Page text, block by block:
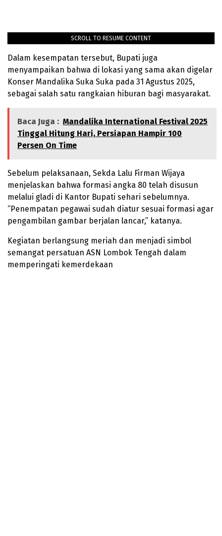
SCROLL TO RESUME CONTENT
Dalam kesempatan tersebut, Bupati juga
menyampaikan bahwa di lokasi yang sama akan digelar
Konser Mandalika Suka Suka pada 31 Agustus 2025,
sebagai salah satu rangkaian hiburan bagi masyarakat.
Baca Juga : Mandalika International Festival 2025
Tinggal Hitung Hari, Persiapan Hampir 100
Persen On Time
Sebelum pelaksanaan, Sekda Lalu Firman Wijaya
menjelaskan bahwa formasi angka 80 telah disusun
melalui gladi di Kantor Bupati sehari sebelumnya.
“Penempatan pegawai sudah diatur sesuai formasi agar
pengambilan gambar berjalan lancar,” katanya.
Kegiatan berlangsung meriah dan menjadi simbol
semangat persatuan ASN Lombok Tengah dalam
memperingati kemerdekaan